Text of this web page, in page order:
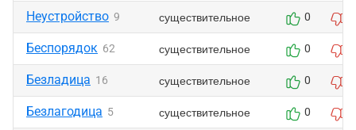
Неустройство 9 существительное 0
Беспорядок 62 существительное 0
Безладица 16 существительное 0
Безлагодица 5 существительное 0